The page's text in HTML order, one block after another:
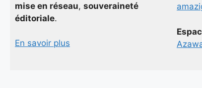
mise en réseau, souveraineté
éditoriale.
En savoir plus